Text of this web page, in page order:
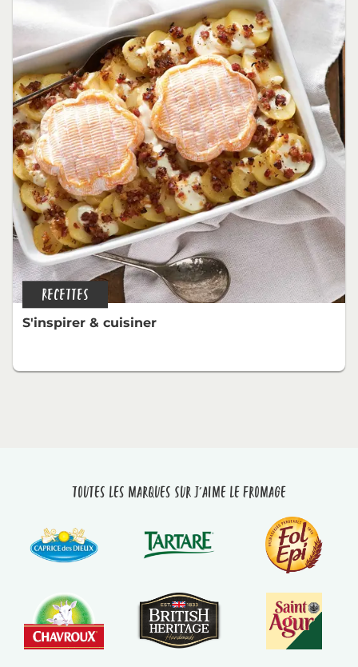
RECETTES
S'inspirer & cuisiner
Toutes les marques sur J'aime le fromage